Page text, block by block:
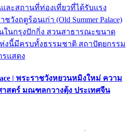
ละสถานที่ท่องเที่ยวที่ได้รับแรง
วังฤดูร้อนเก่า (Old Summer Palace)
ในกรุงปักกิ่ง สวนสาธารณะขนาด
งนี้มีครบทั้งธรรมชาติ สถาปัตยกรรม
แสดง
| พระราชวังหยวนหมิงใหม่ ความ
สตร์ มณฑลกวางตุ้ง ประเทศจีน